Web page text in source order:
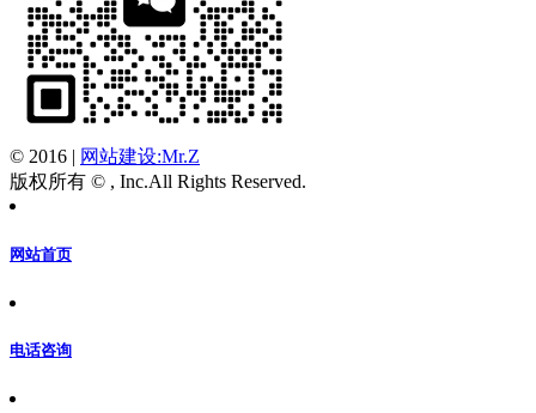
© 2016 | 网站建设:Mr.Z
版权所有 © , Inc.All Rights Reserved.
网站首页
电话咨询